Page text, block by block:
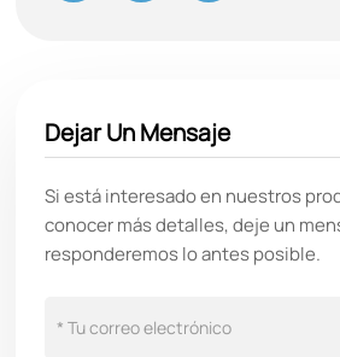
Dejar Un Mensaje
Si está interesado en nuestros
conocer más detalles, deje un
responderemos lo antes posible.